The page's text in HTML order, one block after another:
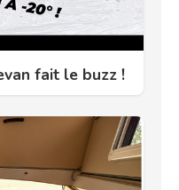
fait le buzz !